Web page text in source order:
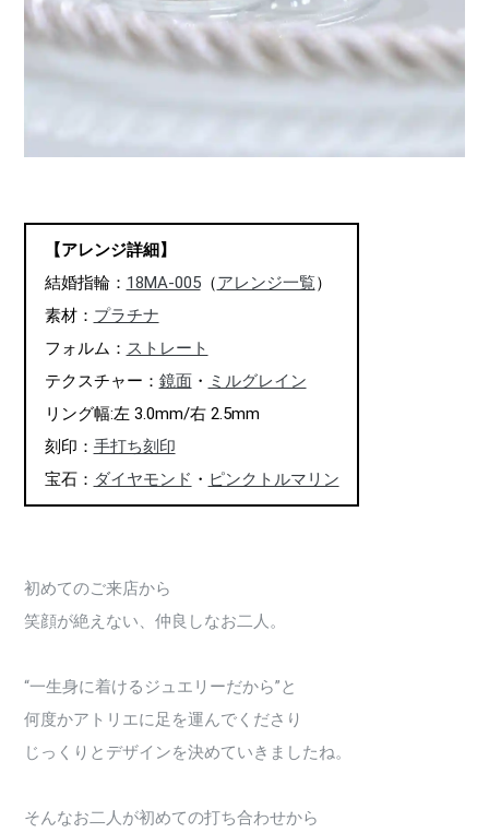
【アレンジ詳細】
結婚指輪： 18MA-005（アレンジ一覧）
素材： プラチナ
フォルム： ストレート
テクスチャー： 鏡面・ ミルグレイン
リング幅:左 3.0mm/右 2.5mm
刻印： 手打ち刻印
宝石： ダイヤモンド ・ ピンクトルマリン
初めてのご来店から
笑顔が絶えない、仲良しなお二人。
“一生身に着けるジュエリーだから”と
何度かアトリエに足を運んでくださり
じっくりとデザインを決めていきましたね。
そんなお二人が初めての打ち合わせから